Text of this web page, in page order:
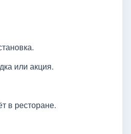
или акция.
в ресторане.